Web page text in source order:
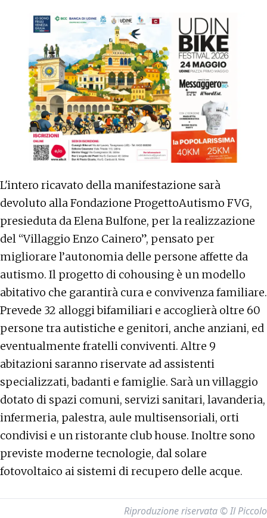
L'intero ricavato della manifestazione sarà
devoluto alla Fondazione ProgettoAutismo FVG,
presieduta da Elena Bulfone, per la realizzazione
del “Villaggio Enzo Cainero”, pensato per
migliorare l’autonomia delle persone affette da
autismo. Il progetto di cohousing è un modello
abitativo che garantirà cura e convivenza familiare.
Prevede 32 alloggi bifamiliari e accoglierà oltre 60
persone tra autistiche e genitori, anche anziani, ed
eventualmente fratelli conviventi. Altre 9
abitazioni saranno riservate ad assistenti
specializzati, badanti e famiglie. Sarà un villaggio
dotato di spazi comuni, servizi sanitari, lavanderia,
infermeria, palestra, aule multisensoriali, orti
condivisi e un ristorante club house. Inoltre sono
previste moderne tecnologie, dal solare
fotovoltaico ai sistemi di recupero delle acque.
Riproduzione riservata © Il Piccolo